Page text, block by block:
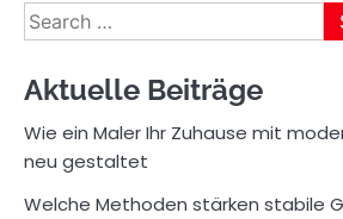
Search
for:
Aktuelle Beiträge
Wie ein Maler Ihr Zuhause mit
neu gestaltet
Welche Methoden stärken stabile